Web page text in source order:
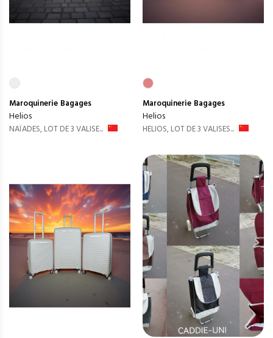
Maroquinerie Bagages
Helios
NAÏADES, LOT DE 3 VALISE...
Maroquinerie Bagages
Helios
HELIOS, LOT DE 3 VALISES...